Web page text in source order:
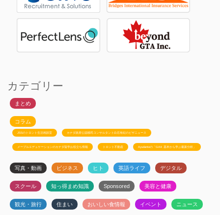
カテゴリー
まとめ
コラム
JSSのトロント生活相談室 カナダ政府公認移民コンサルタント白石有紀のビザニュース
メープルエデュケーションのカナダ留学お役立ち情報 トロント不動産 Ayudanteの「GA4: 基本から学ぶ最新分析」
写真・動画 ビジネス ヒト 英語ライフ デジタル
スクール 知っ得まめ知識 Sponsored 美容と健康
観光・旅行 住まい おいしい食情報 イベント ニュース